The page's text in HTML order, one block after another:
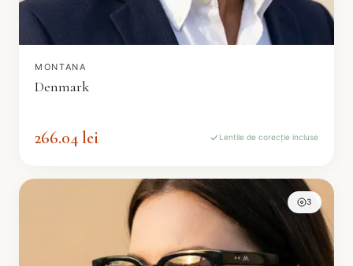
MONTANA
Denmark
266.04 lei Lentile de corecție incluse
3